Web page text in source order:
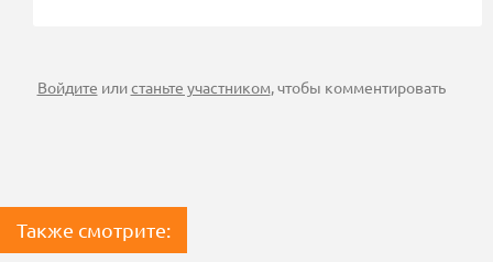
Войдите илистаньте участником, чтобы комментировать
Также смотрите: